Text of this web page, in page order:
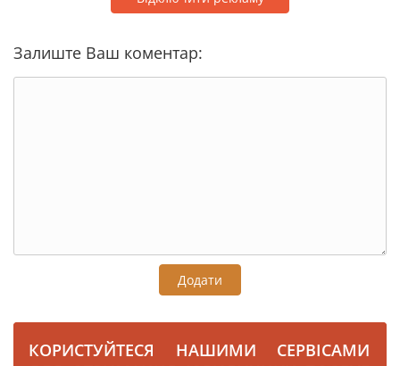
Залиште Ваш коментар:
Додати
КОРИСТУЙТЕСЯ НАШИМИ СЕРВІСАМИ